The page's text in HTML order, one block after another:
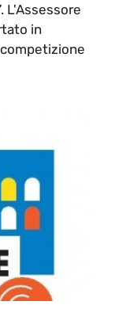
L'Assessore
in
competizione